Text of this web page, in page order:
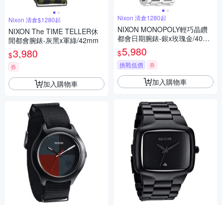
Nixon 清倉$1280起
NIXON The TIME TELLER休
閒都會腕錶-灰黑x軍綠/42mm
$3,980
券
加入購物車
Nixon 清倉1280起
NIXON MONOPOLY輕巧晶鑽
都會日期腕錶-銀x玫瑰金/40m
m
$5,980
挑戰低價 券
加入購物車